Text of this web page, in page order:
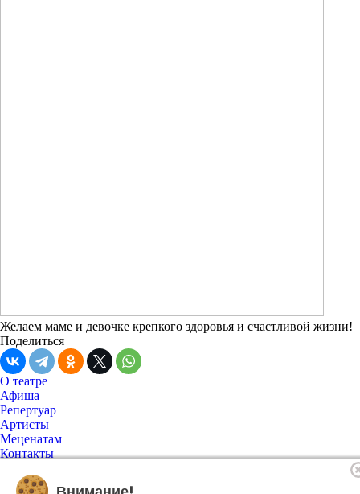
Желаем маме и девочке крепкого здоровья и счастливой жизни!
Поделиться
О театре
Афиша
Репертуар
Артисты
Меценатам
Контакты
Форма поиска